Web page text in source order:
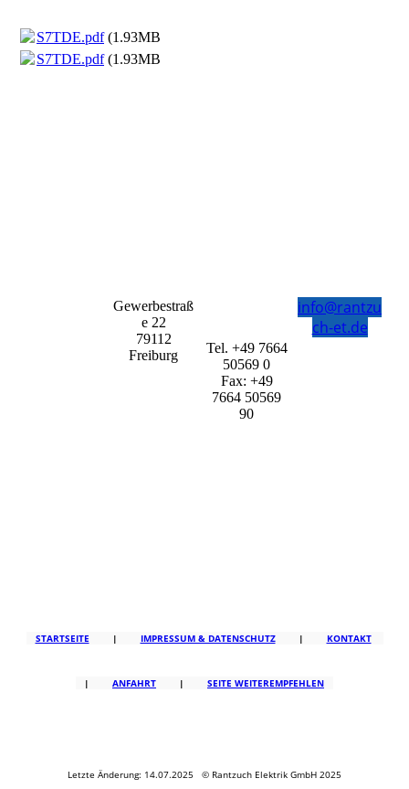
S7TDE.pdf(1.93MB)
S7TDE.pdf(1.93MB)
Gewerbestraß
e 22
79112
Freiburg
Tel. +49 7664
50569 0
Fax: +49
7664 50569
90
info@rantzu
ch-et.de
STARTSEITE | IMPRESSUM & DATENSCHUTZ | KONTAKT
| ANFAHRT | SEITE WEITEREMPFEHLEN
Letzte Änderung: 14.07.2025 © Rantzuch Elektrik GmbH 2025